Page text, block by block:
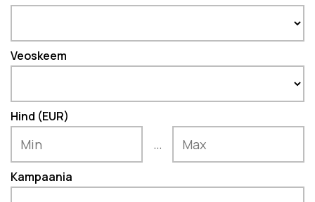
Veoskeem
Hind (EUR)
...
Kampaania